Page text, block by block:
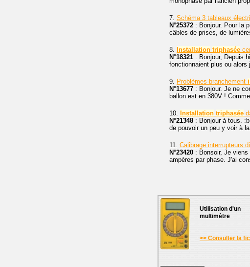
7. Schéma 3 tableaux
N°25372 : Bonjour. Pour la
câbles de prises, de
8. Installation triphasée
N°18321 : Bonjour, Depuis
fonctionnaient plus ou
9. Problèmes branchement
N°13677 : Bonjour. Je ne
ballon est en 380V !
10. Installation triphasée
N°21348 : Bonjour à tous.
de pouvoir un peu y voir à
11. Calibrage interrupteurs
N°23420 : Bonsoir, Je
ampères par phase. J'ai
Utilisation d'un
multimètre
>> Consulter la